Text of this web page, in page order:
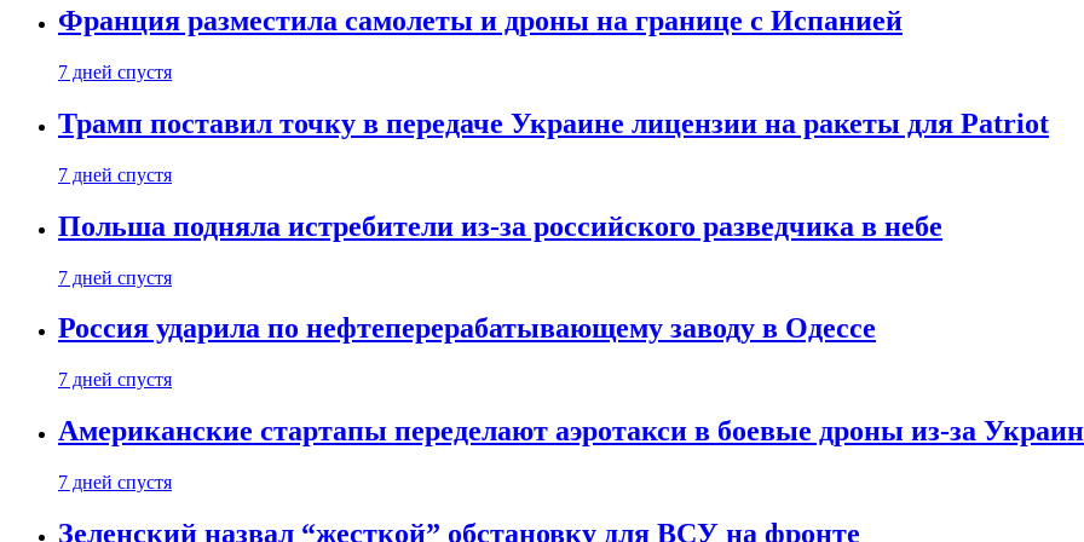
Франция разместила самолеты и дроны на границе с Испанией
7 дней спустя
Трамп поставил точку в передаче Украине лицензии на ракеты для Patriot
7 дней спустя
Польша подняла истребители из-за российского разведчика в небе
7 дней спустя
Россия ударила по нефтеперерабатывающему заводу в Одессе
7 дней спустя
Американские стартапы переделают аэротакси в боевые дроны из-за
7 дней спустя
Зеленский назвал “жесткой” обстановку для ВСУ на фронте